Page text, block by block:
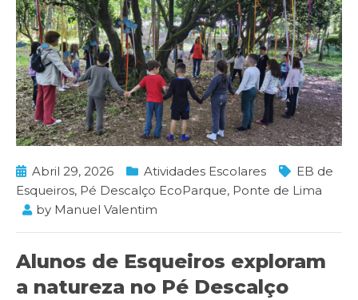
Abril 29, 2026 Atividades Escolares
EB de
Esqueiros, Pé Descalço EcoParque, Ponte de Lima
by Manuel Valentim
Alunos de Esqueiros exploram
a natureza no Pé Descalço